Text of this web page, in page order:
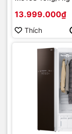
13.999.000₫
Thích